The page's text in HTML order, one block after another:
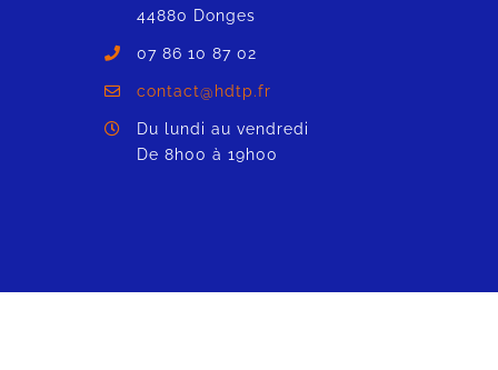
44880 Donges
07 86 10 87 02
contact@hdtp.fr
Du lundi au vendredi
De 8h00 à 19h00